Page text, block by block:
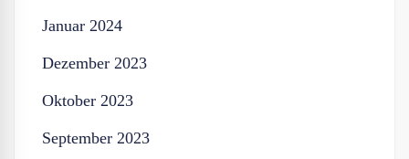
Januar 2024
Dezember 2023
Oktober 2023
September 2023